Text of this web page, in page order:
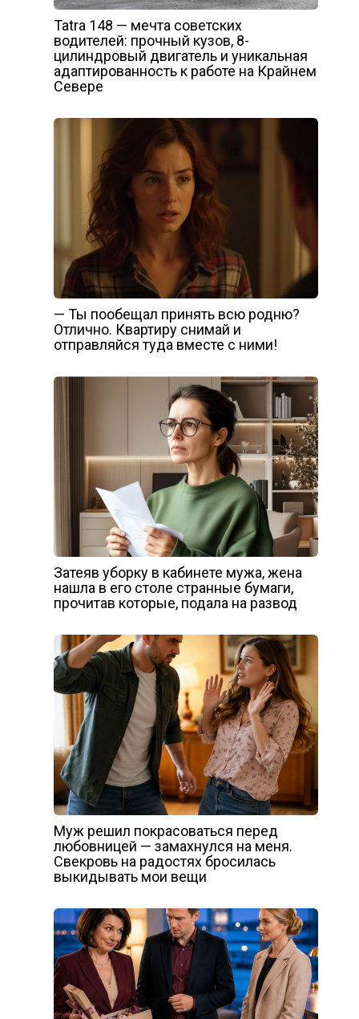
Tatra 148 — мечта советских
водителей: прочный кузов, 8-
цилиндровый двигатель и уникальная
адаптированность к работе на Крайнем
Севере
— Ты пообещал принять всю родню?
Отлично. Квартиру снимай и
отправляйся туда вместе с ними!
Затеяв уборку в кабинете мужа, жена
нашла в его столе странные бумаги,
прочитав которые, подала на развод
Муж решил покрасоваться перед
любовницей — замахнулся на меня.
Свекровь на радостях бросилась
выкидывать мои вещи